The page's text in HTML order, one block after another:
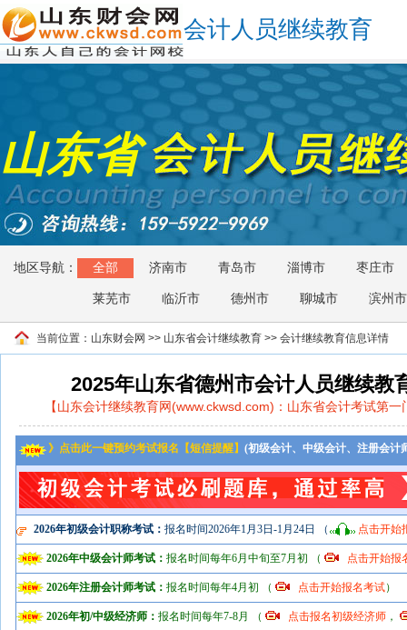
会计人员继续教育
山东省
地区导航： 全部 济南市 青岛市 淄博市 枣庄市
莱芜市 临沂市 德州市 聊城市 滨州市
当前位置： 山东财会网 >> 山东省会计继续教育 >> 会计继续教育信息详情
2025年山东省德州市会计人员继续教
【山东会计继续教育网(www.ckwsd.com)：山东省会计考试第一
》点击此一键预约考试报名【短信提醒】(初级会计、中级会计、注册会
2026年初级会计职称考试：报名时间2026年1月3日-1月24日 （ 点击开始
2026年中级会计师考试：报名时间每年6月中旬至7月初 （ 点击开始报
2026年注册会计师考试：报名时间每年4月初 （ 点击开始报名考试）
2026年初/中级经济师：报名时间每年7-8月 （ 点击报名初级经济师 ，